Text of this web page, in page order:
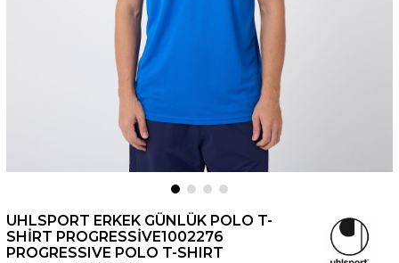
UHLSPORT ERKEK GÜNLÜK POLO T-
SHIRT PROGRESSIVE1002276
PROGRESSIVE POLO T-SHIRT